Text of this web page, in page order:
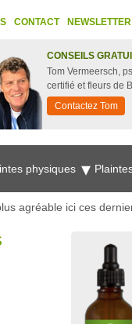
CONTACT NEWSLETTER
CONSEILS
Tom Vermeersch,
certifié et fleurs de
Contactez Tom
physiques
agréable ici ces